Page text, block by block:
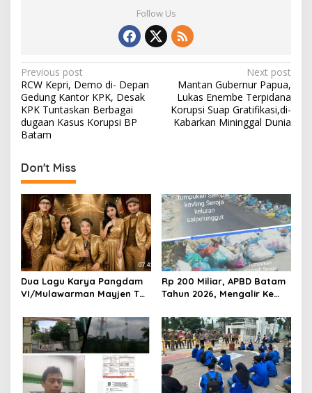
Follow Us
P
o
s
t
a
v
i
g
a
t
i
n
Previous post
RCW Kepri, Demo di- Depan
Gedung Kantor KPK, Desak
KPK Tuntaskan Berbagai
dugaan Kasus Korupsi BP
Batam
Next post
Mantan Gubernur Papua,
Lukas Enembe Terpidana
Korupsi Suap Gratifikasi,di-
Kabarkan Mininggal Dunia
Don't Miss
Dua Lagu Karya Pangdam
VI/Mulawarman Mayjen TNI
Singing Competition HUT
Ke-81 RI
Rp 200 Miliar, APBD Batam
Tahun 2026, Mengalir Ke
Batam, Belum Berhasil
Bereskan Sampah